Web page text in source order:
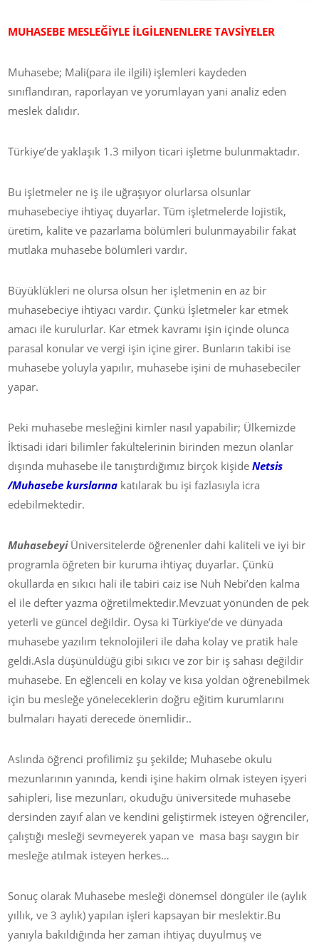
MUHASEBE MESLEĞİYLE İLGİLENENLERE TAVSİYELER
Muhasebe; Mali(para ile ilgili) işlemleri kaydeden
sınıflandıran, raporlayan ve yorumlayan yani analiz eden
meslek dalıdır.
Türkiye’de yaklaşık 1.3 milyon ticari işletme bulunmaktadır.
Bu işletmeler ne iş ile uğraşıyor olurlarsa olsunlar
muhasebeciye ihtiyaç duyarlar. Tüm işletmelerde lojistik,
üretim, kalite ve pazarlama bölümleri bulunmayabilir fakat
mutlaka muhasebe bölümleri vardır.
Büyüklükleri ne olursa olsun her işletmenin en az bir
muhasebeciye ihtiyacı vardır. Çünkü İşletmeler kar etmek
amacı ile kurulurlar. Kar etmek kavramı işin içinde olunca
parasal konular ve vergi işin içine girer. Bunların takibi ise
muhasebe yoluyla yapılır, muhasebe işini de muhasebeciler
yapar.
Peki muhasebe mesleğini kimler nasıl yapabilir; Ülkemizde
İktisadi idari bilimler fakültelerinin birinden mezun olanlar
dışında muhasebe ile tanıştırdığımız birçok kişideNetsis
/Muhasebe kurslarına katılarak bu işi fazlasıyla icra
edebilmektedir.
MuhasebeyiÜniversitelerde öğrenenler dahi kaliteli ve iyi bir
programla öğreten bir kuruma ihtiyaç duyarlar. Çünkü
okullarda en sıkıcı hali ile tabiri caiz ise Nuh Nebi’den kalma
el ile defter yazma öğretilmektedir.Mevzuat yönünden de pek
yeterli ve güncel değildir. Oysa ki Türkiye’de ve dünyada
muhasebe yazılım teknolojileri ile daha kolay ve pratik hale
geldi.Asla düşünüldüğü gibi sıkıcı ve zor bir iş sahası değildir
muhasebe. En eğlenceli en kolay ve kısa yoldan öğrenebilmek
için bu mesleğe yöneleceklerin doğru eğitim kurumlarını
bulmaları hayati derecede önemlidir..
Aslında öğrenci profilimiz şu şekilde; Muhasebe okulu
mezunlarının yanında, kendi işine hakim olmak isteyen işyeri
sahipleri, lise mezunları, okuduğu üniversitede muhasebe
dersinden zayıf alan ve kendini geliştirmek isteyen öğrenciler,
çalıştığı mesleği sevmeyerek yapan ve masa başı saygın bir
mesleğe atılmak isteyen herkes…
Sonuç olarak Muhasebe mesleği dönemsel döngüler ile (aylık
yıllık, ve 3 aylık) yapılan işleri kapsayan bir meslektir.Bu
yanıyla bakıldığında her zaman ihtiyaç duyulmuş ve